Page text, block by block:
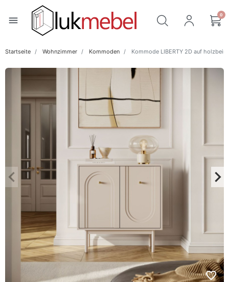
menu 0
Startseite Wohnzimmer Kommoden Kommode LIBERTY 2D auf
Zurück
keyboard_arrow_left keyboard_arrow_right
favorite_border